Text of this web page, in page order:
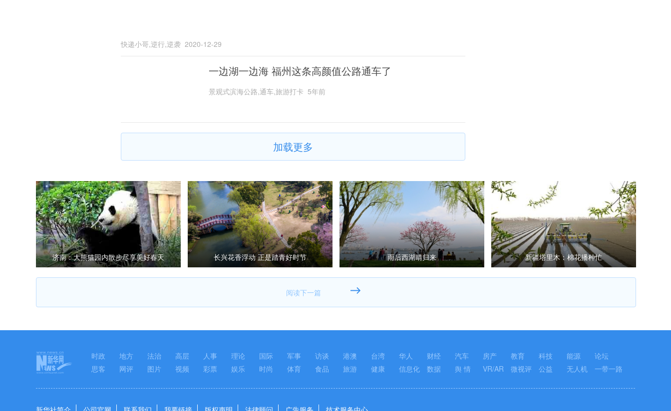
快递小哥,逆行,逆袭 2020-12-29
一边湖一边海 福州这条高颜值公路通车了
景观式滨海公路,通车,旅游打卡 5年前
加载更多
济南：大熊猫园内散步尽享美好春天 长兴花香浮动 正是踏青好时节 雨后西湖晴归来 新疆塔里木：棉花播种忙
时政 地方 法治 高层 人事 理论 国际 军事 访谈 港澳 台湾 华人 财经 汽车 房产 教育 科技 能源
论坛
思客
网评 图片 视频 彩票 娱乐 时尚 体育 食品 旅游 健康 信息化 数据 舆 情 VR/AR 微视评 公益 无人机 一带一路